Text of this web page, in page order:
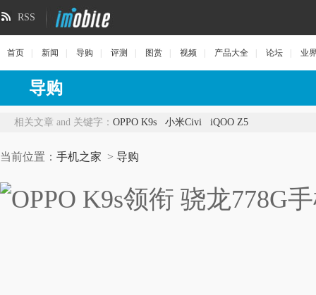
RSS
首页 新闻 导购 评测 图赏 视频 产品大全 论坛 业
导购
相关文章 and 关键字： OPPO K9s 小米Civi iQOO Z5
当前位置： 手机之家 > 导购